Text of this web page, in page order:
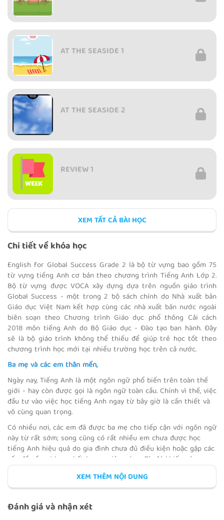
AT THE SEASIDE 1
AT THE SEASIDE 2
REVIEW 1
IN THE COUNTRYSIDE
IN THE CLASSROOM
ON THE FARM
IN THE KITCHEN
REVIEW 2
XEM TẤT CẢ BÀI HỌC
Chi tiết về khóa học
English for Global Success Grade 2 là bộ từ vựng bao gồm 75
từ vựng tiếng Anh cơ bản theo chương trình Tiếng Anh Lớp 2.
Bộ từ vựng được VOCA xây dựng dựa trên nguồn giáo trình
Global Success - một trong 2 bộ sách chính do Nhà xuất bản
Giáo dục Việt Nam kết hợp cùng các nhà xuất bản nước ngoài
biên soạn theo Chương trình Giáo dục phổ thông Cải cách
2018 môn tiếng Anh do Bộ Giáo dục - Đào tạo ban hành. Đây
sẽ là bộ giáo trình không thể thiếu để giúp trẻ học tốt theo
chương trình học mới tại nhiều trường học trên cả nước.
Ba mẹ và các em thân mến,
Ngày nay, Tiếng Anh là một ngôn ngữ phổ biến trên toàn thế
giới - hay còn được gọi là ngôn ngữ toàn cầu. Chính vì thế, việc
đầu tư vào việc học tiếng Anh ngay từ bây giờ là cần thiết và
vô cùng quan trọng.
Có nhiều nơi, các em đã được ba mẹ cho tiếp cận với ngôn ngữ
này từ rất sớm; song cũng có rất nhiều em chưa được học
tiếng Anh hiệu quả do gia đình chưa đủ điều kiện hoặc gặp các
vấn đề về nơi học, chất lượng giảng dạy,... Từ đó khiến các em
cảm thấy hụt hơi khi học tiếng Anh trên lớp và sinh ra cảm
giác chán ghét với môn học này. Vậy ba mẹ nên cho các em
học theo phương pháp nào để trẻ học hiệu quả nhất, giải quyết
được các vấn đề về thời gian, địa lý và chi phí?
XEM THÊM NỘI DUNG
Đánh giá và nhận xét